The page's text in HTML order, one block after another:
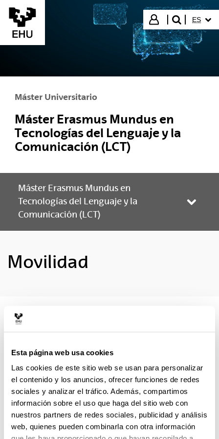
Esta página web usa cookies
Las cookies de este sitio web se usan para personalizar
el contenido y los anuncios, ofrecer funciones de redes
sociales y analizar el tráfico. Además, compartimos
información sobre el uso que haga del sitio web con
nuestros partners de redes sociales, publicidad y análisis
web, quienes pueden combinarla con otra información
Saltar al contenido principal
Iniciar sesión
buscar"
ES
Máster Universitario
Máster Erasmus Mundus en
Tecnologías del Lenguaje y la
Comunicación (LCT)
Máster Erasmus Mundus en
Tecnologías del Lenguaje y la
Comunicación (LCT)
Movilidad
El alumnado de máster de la UPV/EHU puede realizar
estancias en otros centros siempre que lo autorice la
comisión académica correspondiente.
Losprogramas de movilidaddel alumnado de los
másteres oficiales son Erasmus+ (Erasmus Estudios),
Programa UPV/EHU-América Latina y Programa Otros
Destinos, dependientes de la Oficina de Relacionales
Internacionales del Vicerrectorado de Coordinación y
Relacionales Internacionales.
Por otra parte, las becas IkaslePraktikak (Erasmus+